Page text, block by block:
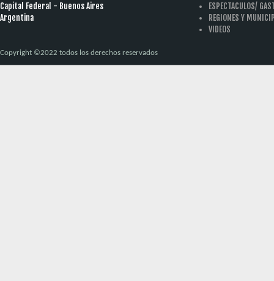
Capital Federal - Buenos Aires
Argentina
ESPECTACULOS/
REGIONES Y
VIDEOS
Copyright ©2022 todos los derechos reservados